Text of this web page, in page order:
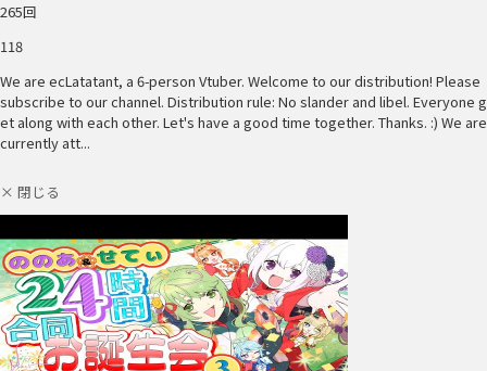
265回
118
We are ecLatatant, a 6-person Vtuber. Welcome to our distribution! Please
subscribe to our channel. Distribution rule: No slander and libel. Everyone g
et along with each other. Let's have a good time together. Thanks. :) We are
currently att...
× 閉じる